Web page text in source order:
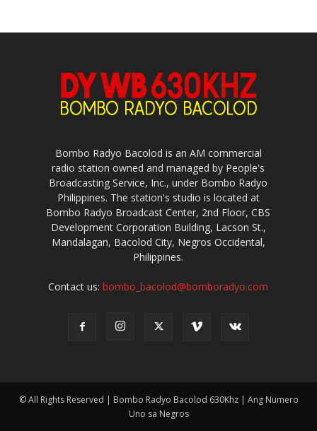
Bombo Radyo Bacolod is an AM commercial
radio station owned and managed by People's
Broadcasting Service, Inc., under Bombo Radyo
Philippines. The station's studio is located at
Bombo Radyo Broadcast Center, 2nd Floor, CBS
Development Corporation Building, Lacson St.,
Mandalagan, Bacolod City, Negros Occidental,
Philippines.
Contact us:bombo_bacolod@bomboradyo.com
© All Rights Reserved | Bombo Radyo Bacolod 630Khz | Ang Numero
Uno sa Negros